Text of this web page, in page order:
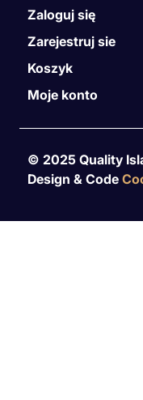
Zaloguj się
Zarejestruj sie
Koszyk
Moje konto
© 2025 Quality
Design & Code